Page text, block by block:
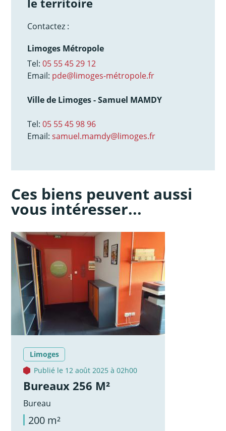
Contactez :
Limoges Métropole
Tel:05 55 45 29 12
Email: pde@limoges-métropole.fr
Ville de Limoges - Samuel MAMDY
Tel:05 55 45 98 96
Email:samuel.mamdy@limoges.fr
Ces biens peuvent aussi
vous intéresser...
Limoges
Publié le 12 août 2025 à 02h00
Bureaux 256 M²
Bureau
200 m²